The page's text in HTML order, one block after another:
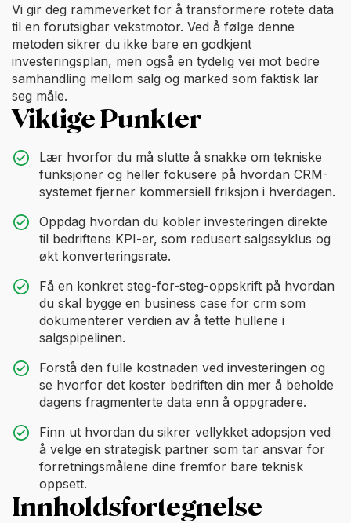
Vi gir deg rammeverket for å transformere rotete data
til en forutsigbar vekstmotor. Ved å følge denne
metoden sikrer du ikke bare en godkjent
investeringsplan, men også en tydelig vei mot bedre
samhandling mellom salg og marked som faktisk lar
seg måle.
Viktige Punkter
Lær hvorfor du må slutte å snakke om tekniske
funksjoner og heller fokusere på hvordan CRM-
systemet fjerner kommersiell friksjon i hverdagen.
Oppdag hvordan du kobler investeringen direkte
til bedriftens KPI-er, som redusert salgssyklus og
økt konverteringsrate.
Få en konkret steg-for-steg-oppskrift på hvordan
du skal bygge en business case for crm som
dokumenterer verdien av å tette hullene i
salgspipelinen.
Forstå den fulle kostnaden ved investeringen og
se hvorfor det koster bedriften din mer å beholde
dagens fragmenterte data enn å oppgradere.
Finn ut hvordan du sikrer vellykket adopsjon ved
å velge en strategisk partner som tar ansvar for
forretningsmålene dine fremfor bare teknisk
oppsett.
Innholdsfortegnelse